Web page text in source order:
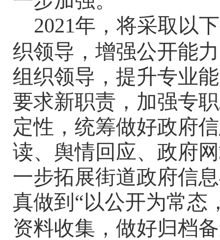
2021年，将采取以
织领导， 增强公开能力
组织领导，提升专业
要求新职责，加强专
定性 ，统筹做好政府
读、舆情回应、政府
一步拓展街道政府信
真做到 “以公开为常态
资料收集，做好归档